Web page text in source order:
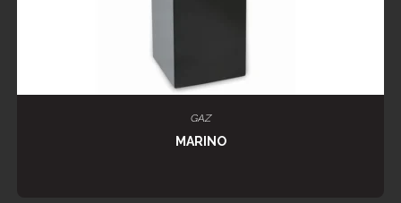
LIRE LA SUITE
GAZ
MARINO